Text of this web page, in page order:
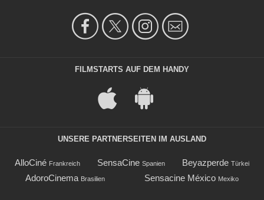
FILMSTARTS AUF DEM HANDY
UNSERE PARTNERSEITEN IM AUSLAND
AlloCiné Frankreich SensaCine Spanien Beyazperde Türkei
AdoroCinema Brasilien Sensacine México Mexiko